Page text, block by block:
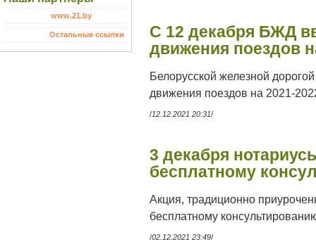
www.21.by
Остальные ссылки
С 12 декабря БЖД
движения поездов
Белорусской железной
движения поездов на 2021-
/12.12.2021 20:31/
3 декабря
бесплатному
Акция, традиционно
бесплатному
/02.12.2021 23:49/